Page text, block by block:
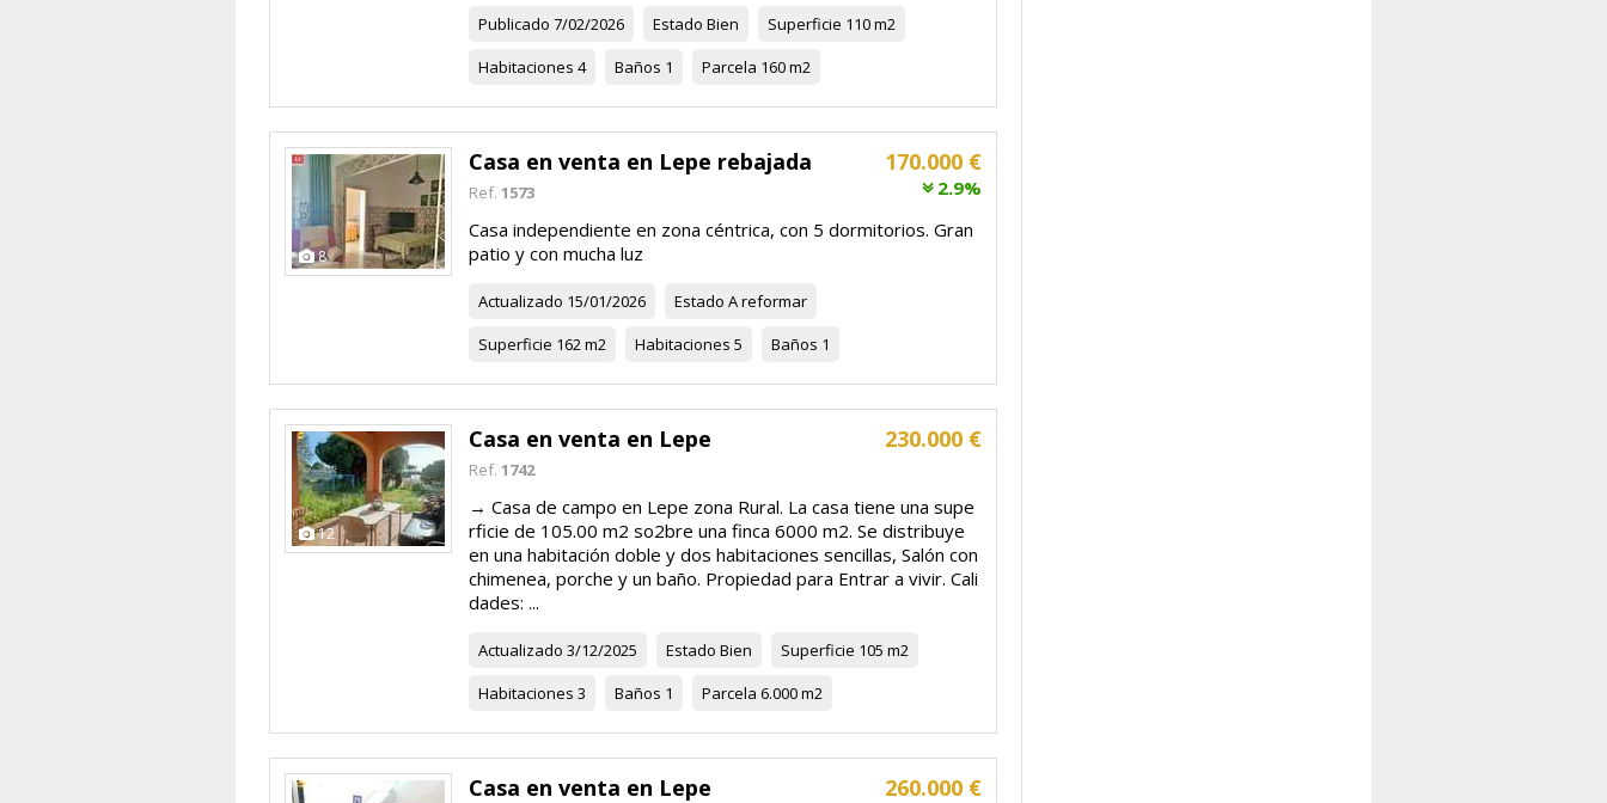
Publicado 7/02/2026 Estado Bien Superficie 110 m2
Habitaciones 4 Baños 1 Parcela 160 m2
8
170.000 €
2.9%
Casa en venta en Lepe rebajada
Ref. 1573
Casa independiente en zona céntrica, con 5 dormitorios. Gran
patio y con mucha luz
Actualizado 15/01/2026 Estado A reformar
Superficie 162 m2 Habitaciones 5 Baños 1
12
230.000 €
Casa en venta en Lepe
Ref. 1742
→ Casa de campo en Lepe zona Rural. La casa tiene una supe
rficie de 105.00 m2 so2bre una finca 6000 m2. Se distribuye
en una habitación doble y dos habitaciones sencillas, Salón con
chimenea, porche y un baño. Propiedad para Entrar a vivir. Cali
dades: ...
Actualizado 3/12/2025 Estado Bien Superficie 105 m2
Habitaciones 3 Baños 1 Parcela 6.000 m2
260.000 €
Casa en venta en Lepe